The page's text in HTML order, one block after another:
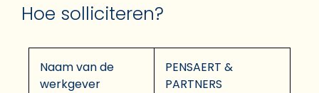
Hoe solliciteren?
Naam van de
werkgever
PENSAERT &
PARTNERS